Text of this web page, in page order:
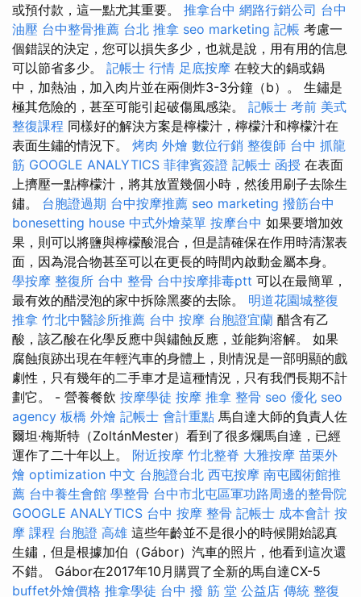
或預付款，這一點尤其重要。 推拿台中 網路行銷公司 台中
油壓 台中整骨推薦 台北 推拿 seo marketing 記帳 考慮一
個錯誤的決定，您可以損失多少，也就是說，用有用的信息
可以節省多少。 記帳士 行情 足底按摩 在較大的鍋或鍋
中，加熱油，加入肉片並在兩側炸3-3分鐘（b）。 生鏽是
極其危險的，甚至可能引起破傷風感染。 記帳士 考前 美式
整復課程 同樣好的解決方案是檸檬汁，檸檬汁和檸檬汁在
表面生鏽的情況下。 烤肉 外燴 數位行銷 整復師 台中 抓龍
筋 GOOGLE ANALYTICS 菲律賓簽證 記帳士 函授 在表面
上擠壓一點檸檬汁，將其放置幾個小時，然後用刷子去除生
鏽。 台胞證過期 台中按摩推薦 seo marketing 撥筋台中
bonesetting house 中式外燴菜單 按摩台中 如果要增加效
果，則可以將鹽與檸檬酸混合，但是請確保在作用時清潔表
面，因為混合物甚至可以在更長的時間內啟動金屬本身。
學按摩 整復所 台中 整骨 台中按摩排毒ptt 可以在最簡單，
最有效的醋浸泡的家中拆除黑麥的去除。 明道花園城整復
推拿 竹北中醫診所推薦 台中 按摩 台胞證宜蘭 醋含有乙
酸，該乙酸在化學反應中與鏽蝕反應，並能夠溶解。 如果
腐蝕痕跡出現在年輕汽車的身體上，則情況是一部明顯的戲
劇性，只有幾年的二手車才是這種情況，只有我們長期不計
劃它。 - 營養餐飲 按摩學徒 按摩 推拿 整骨 seo 優化 seo
agency 板橋 外燴 記帳士 會計重點 馬自達大師的負責人佐
爾坦·梅斯特（ZoltánMester）看到了很多爛馬自達，已經
運作了二十年以上。 附近按摩 竹北整脊 大雅按摩 苗栗外
燴 optimization 中文 台胞證台北 西屯按摩 南屯國術館推
薦 台中養生會館 學整骨 台中市北屯區軍功路周邊的整骨院
GOOGLE ANALYTICS 台中 按摩 整骨 記帳士 成本會計 按
摩 課程 台胞證 高雄 這些年齡並不是很小的時候開始認真
生鏽，但是根據加伯（Gábor）汽車的照片，他看到這次還
不錯。 Gábor在2017年10月購買了全新的馬自達CX-5
buffet外燴價格 推拿學徒 台中 撥 筋 堂 公益店 傳統 整復